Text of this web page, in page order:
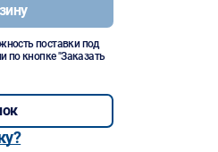
поставки под
по кнопке "Заказать